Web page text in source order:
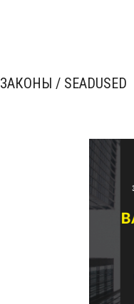
ЗАКОНЫ / SEADUSED